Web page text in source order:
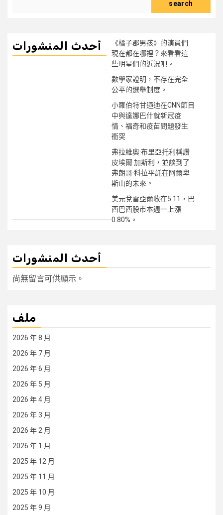
search
أحدث المنشورات
《橘子郡男孩》的演員們
現在都在哪裡？來看看這
些明星們的近況吧。
數學家證明，不存在完全
公平的選舉制度。
小羅伯特甘迺迪在CNN節目
中與達娜巴什就新冠疫
情、福奇和疫苗問題發生
衝突
弗拉維奧·布里亞托利稱讚
皮埃爾·加斯利，並談到了
弗朗哥·科拉平託在阿爾卑
斯山的未來。
美元兌雷亞爾收在5.11，巴
西巴西股市本週一上漲
0.80%。
أحدث المنشورات
尚無留言可供顯示。
ملف
2026 年 8 月
2026 年 7 月
2026 年 6 月
2026 年 5 月
2026 年 4 月
2026 年 3 月
2026 年 2 月
2026 年 1 月
2025 年 12 月
2025 年 11 月
2025 年 10 月
2025 年 9 月